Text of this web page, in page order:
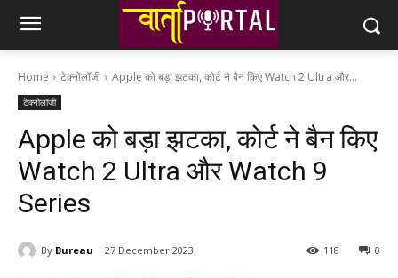
Home टेक्नोलॉजी Apple को बड़ा झटका, कोर्ट ने बैन किए Watch 2 Ultra और...
टेक्नोलॉजी
Apple को बड़ा झटका, कोर्ट ने बैन किए
Watch 2 Ultra और Watch 9
Series
By Bureau 27 December 2023 0
118